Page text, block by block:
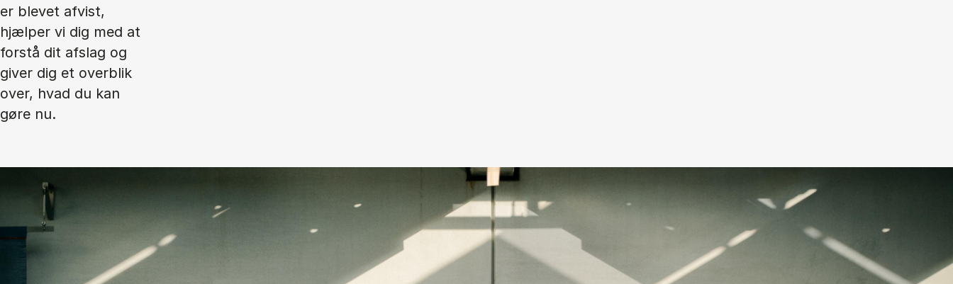
er blevet afvist,
hjælper vi dig med at
forstå dit afslag og
giver dig et overblik
over, hvad du kan
gøre nu.